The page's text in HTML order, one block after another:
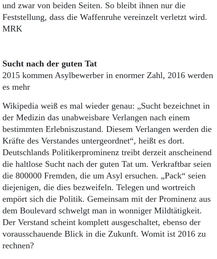
und zwar von beiden Seiten. So bleibt ihnen nur die
Feststellung, dass die Waffenruhe vereinzelt verletzt wird.
MRK
Sucht nach der guten Tat
2015 kommen Asylbewerber in enormer Zahl, 2016 werden
es mehr
Wikipedia weiß es mal wieder genau: „Sucht bezeichnet in
der Medizin das unabweisbare Verlangen nach einem
bestimmten Erlebniszustand. Diesem Verlangen werden die
Kräfte des Verstandes untergeordnet“, heißt es dort.
Deutschlands Politikerprominenz treibt derzeit anscheinend
die haltlose Sucht nach der guten Tat um. Verkraftbar seien
die 800000 Fremden, die um Asyl ersuchen. „Pack“ seien
diejenigen, die dies bezweifeln. Telegen und wortreich
empört sich die Politik. Gemeinsam mit der Prominenz aus
dem Boulevard schwelgt man in wonniger Mildtätigkeit.
Der Verstand scheint komplett ausgeschaltet, ebenso der
vorausschauende Blick in die Zukunft. Womit ist 2016 zu
rechnen?